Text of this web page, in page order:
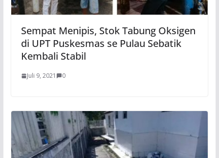
Sempat Menipis, Stok Tabung Oksigen
di UPT Puskesmas se Pulau Sebatik
Kembali Stabil
Juli 9, 2021 0